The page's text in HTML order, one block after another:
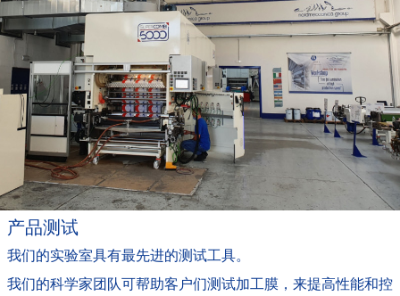
产品测试
我们的实验室具有最先进的测试工具。
我们的科学家团队可帮助客户们测试加工膜，来提高性能和控